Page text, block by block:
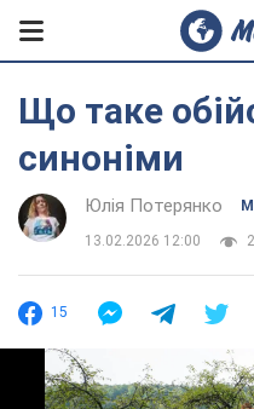
Що таке
синоніми
Юлія Потерянко
13.02.2026 12:00
15